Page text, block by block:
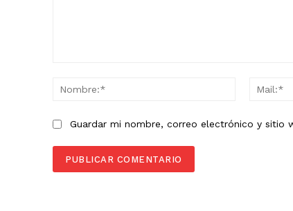
Nombre:*
Guardar mi nombre, correo electrónico y sitio